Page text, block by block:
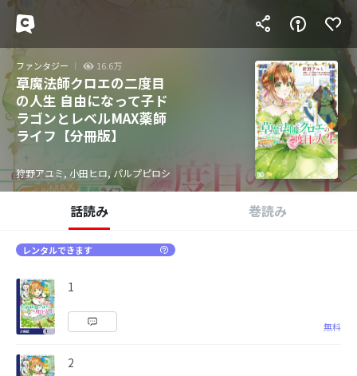
ファンタジー 16.6万
草魔法師クロエの二度目
の人生 自由になって子ド
ラゴンとレベルMAX薬師
ライフ【分冊版】
狩野アユミ, 小田ヒロ, パルプピロシ
話読み 巻読み
レンタルできます
1
無料
2